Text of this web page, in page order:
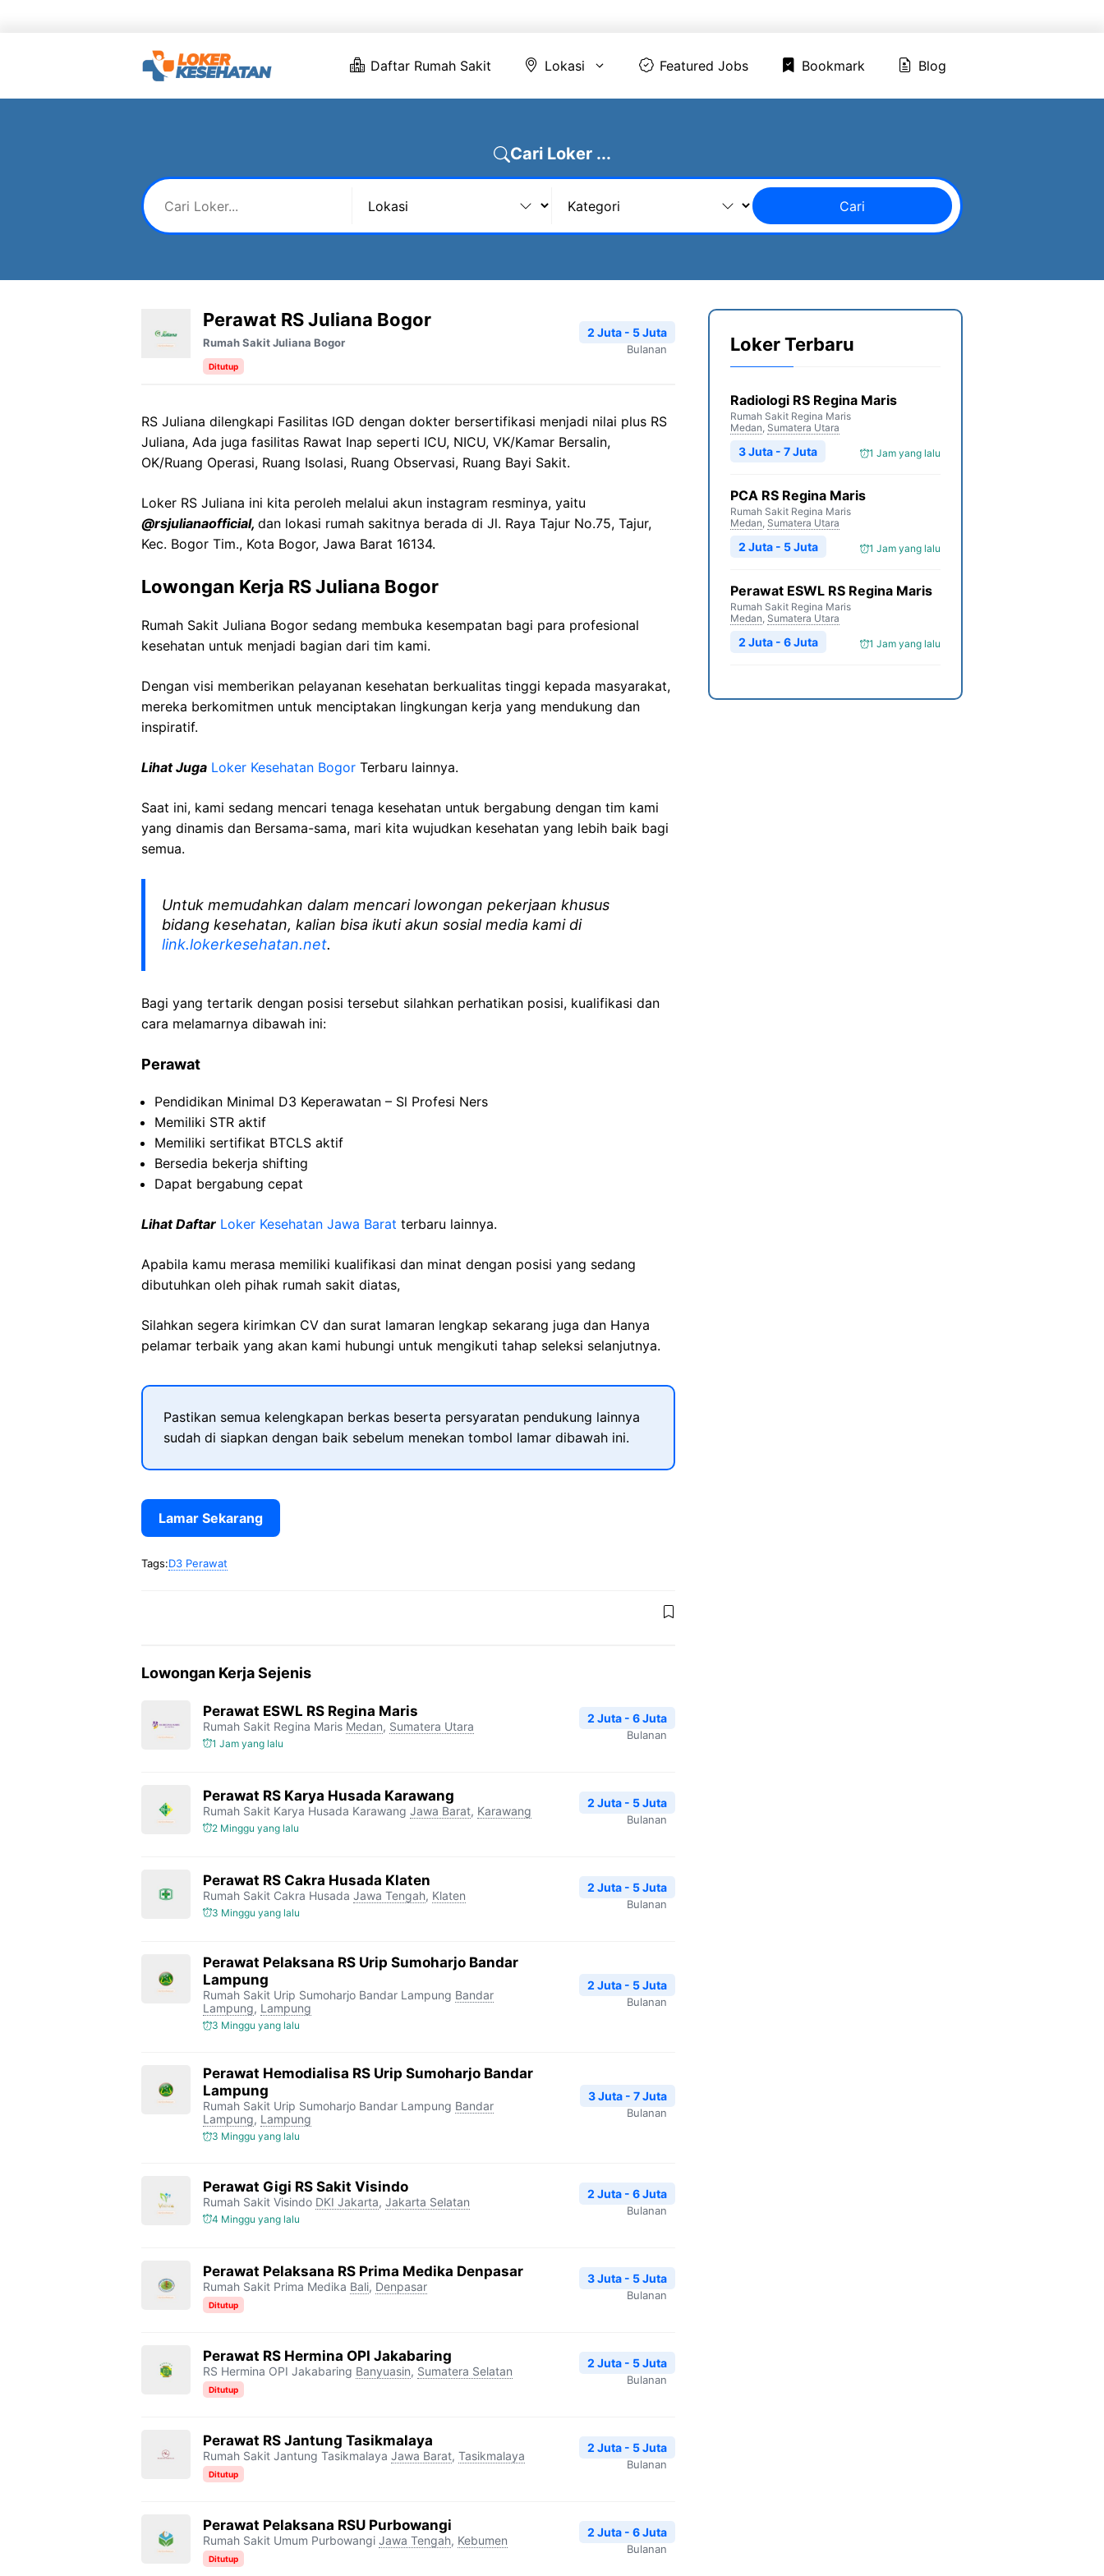
Daftar Rumah Sakit Lokasi Featured Jobs Bookmark Blog
Cari Loker ...
Cari
Perawat RS Juliana Bogor
Rumah Sakit Juliana Bogor
Ditutup
2 Juta - 5 Juta
Bulanan
RS Juliana dilengkapi Fasilitas IGD dengan dokter bersertifikasi menjadi nilai plus RS
Juliana, Ada juga fasilitas Rawat Inap seperti ICU, NICU, VK/Kamar Bersalin,
OK/Ruang Operasi, Ruang Isolasi, Ruang Observasi, Ruang Bayi Sakit.
Loker RS Juliana ini kita peroleh melalui akun instagram resminya, yaitu
@rsjulianaofficial, dan lokasi rumah sakitnya berada di Jl. Raya Tajur No.75, Tajur,
Kec. Bogor Tim., Kota Bogor, Jawa Barat 16134.
Lowongan Kerja RS Juliana Bogor
Rumah Sakit Juliana Bogor sedang membuka kesempatan bagi para profesional
kesehatan untuk menjadi bagian dari tim kami.
Dengan visi memberikan pelayanan kesehatan berkualitas tinggi kepada masyarakat,
mereka berkomitmen untuk menciptakan lingkungan kerja yang mendukung dan
inspiratif.
Lihat Juga Loker Kesehatan Bogor Terbaru lainnya.
Saat ini, kami sedang mencari tenaga kesehatan untuk bergabung dengan tim kami
yang dinamis dan Bersama-sama, mari kita wujudkan kesehatan yang lebih baik bagi
semua.
Untuk memudahkan dalam mencari lowongan pekerjaan khusus
bidang kesehatan, kalian bisa ikuti akun sosial media kami di
link.lokerkesehatan.net.
Bagi yang tertarik dengan posisi tersebut silahkan perhatikan posisi, kualifikasi dan
cara melamarnya dibawah ini:
Perawat
Pendidikan Minimal D3 Keperawatan – Sl Profesi Ners
Memiliki STR aktif
Memiliki sertifikat BTCLS aktif
Bersedia bekerja shifting
Dapat bergabung cepat
Lihat Daftar Loker Kesehatan Jawa Barat terbaru lainnya.
Apabila kamu merasa memiliki kualifikasi dan minat dengan posisi yang sedang
dibutuhkan oleh pihak rumah sakit diatas,
Silahkan segera kirimkan CV dan surat lamaran lengkap sekarang juga dan Hanya
pelamar terbaik yang akan kami hubungi untuk mengikuti tahap seleksi selanjutnya.
Pastikan semua kelengkapan berkas beserta persyaratan pendukung lainnya
sudah di siapkan dengan baik sebelum menekan tombol lamar dibawah ini.
Lamar Sekarang
Tags:D3 Perawat
Lowongan Kerja Sejenis
Perawat ESWL RS Regina Maris
Rumah Sakit Regina Maris Medan, Sumatera Utara
1 Jam yang lalu
2 Juta - 6 Juta
Bulanan
Perawat RS Karya Husada Karawang
Rumah Sakit Karya Husada Karawang Jawa Barat, Karawang
2 Minggu yang lalu
2 Juta - 5 Juta
Bulanan
Perawat RS Cakra Husada Klaten
Rumah Sakit Cakra Husada Jawa Tengah, Klaten
3 Minggu yang lalu
2 Juta - 5 Juta
Bulanan
Perawat Pelaksana RS Urip Sumoharjo Bandar
Lampung
Rumah Sakit Urip Sumoharjo Bandar Lampung Bandar
Lampung, Lampung
3 Minggu yang lalu
2 Juta - 5 Juta
Bulanan
Perawat Hemodialisa RS Urip Sumoharjo Bandar
Lampung
Rumah Sakit Urip Sumoharjo Bandar Lampung Bandar
Lampung, Lampung
3 Minggu yang lalu
3 Juta - 7 Juta
Bulanan
Perawat Gigi RS Sakit Visindo
Rumah Sakit Visindo DKI Jakarta, Jakarta Selatan
4 Minggu yang lalu
2 Juta - 6 Juta
Bulanan
Perawat Pelaksana RS Prima Medika Denpasar
Rumah Sakit Prima Medika Bali, Denpasar
Ditutup
3 Juta - 5 Juta
Bulanan
Perawat RS Hermina OPI Jakabaring
RS Hermina OPI Jakabaring Banyuasin, Sumatera Selatan
Ditutup
2 Juta - 5 Juta
Bulanan
Perawat RS Jantung Tasikmalaya
Rumah Sakit Jantung Tasikmalaya Jawa Barat, Tasikmalaya
Ditutup
2 Juta - 5 Juta
Bulanan
Perawat Pelaksana RSU Purbowangi
Rumah Sakit Umum Purbowangi Jawa Tengah, Kebumen
Ditutup
2 Juta - 6 Juta
Bulanan
Loker Terbaru
Radiologi RS Regina Maris
Rumah Sakit Regina Maris
Medan, Sumatera Utara
1 Jam yang lalu
3 Juta - 7 Juta
PCA RS Regina Maris
Rumah Sakit Regina Maris
Medan, Sumatera Utara
1 Jam yang lalu
2 Juta - 5 Juta
Perawat ESWL RS Regina Maris
Rumah Sakit Regina Maris
Medan, Sumatera Utara
1 Jam yang lalu
2 Juta - 6 Juta